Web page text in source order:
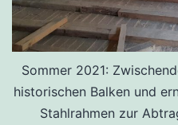
Sommer 2021:
historischen Balken und
Stahlrahmen zur